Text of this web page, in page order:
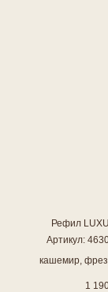
Рефил
Артикул:
кашемир,
1